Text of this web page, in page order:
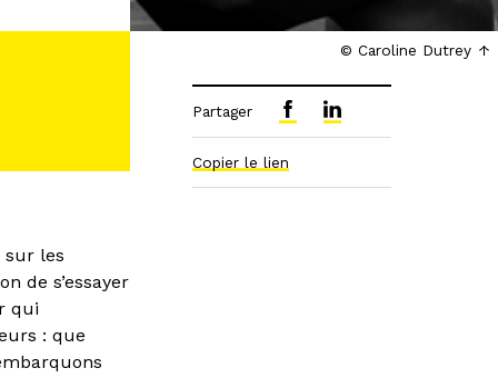
© Caroline Dutrey
sur les
de s’essayer
qui
: que
Partager
Copier le lien